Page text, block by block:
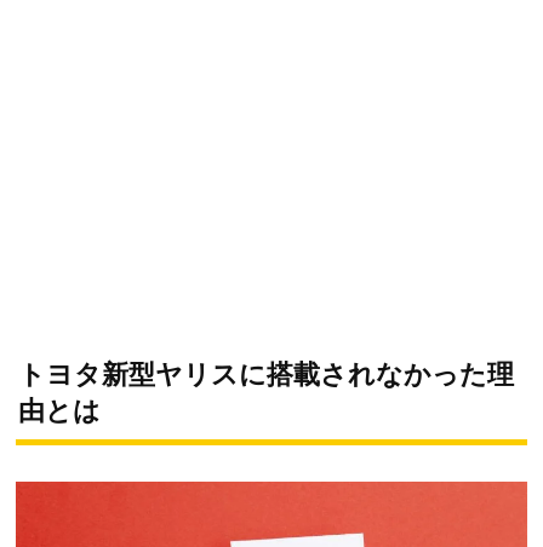
トヨタ新型ヤリスに搭載されなかった理
由とは